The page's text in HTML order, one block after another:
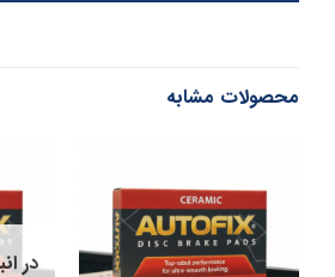
محصولات مشابه
در